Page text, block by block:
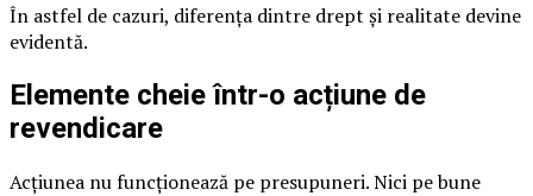
În astfel de cazuri, diferența dintre drept și realitate devine
evidentă.
Elemente cheie într-o acțiune de
revendicare
Acțiunea nu funcționează pe presupuneri. Nici pe bune